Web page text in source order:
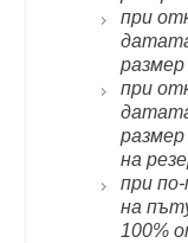
при
при
на
при
на
100%